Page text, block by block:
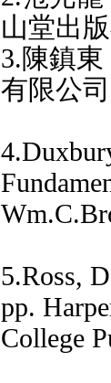
山堂出版
3.陳鎮
有限公司
5.Ross,
pp.
College